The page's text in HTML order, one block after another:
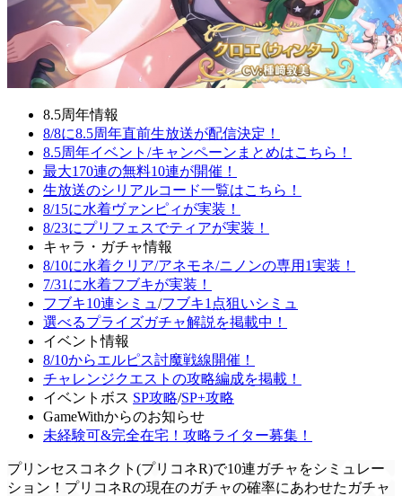
8.5周年情報
8/8に8.5周年直前生放送が配信決定！
8.5周年イベント/キャンペーンまとめはこちら！
最大170連の無料10連が開催！
生放送のシリアルコード一覧はこちら！
8/15に水着ヴァンピィが実装！
8/23にプリフェスでティアが実装！
キャラ・ガチャ情報
8/10に水着クリア/アネモネ/ニノンの専用1実装！
7/31に水着フブキが実装！
フブキ10連シミュ /フブキ1点狙いシミュ
選べるプライズガチャ解説を掲載中！
イベント情報
8/10からエルピス討魔戦線開催！
チャレンジクエストの攻略編成を掲載！
イベントボス SP攻略/SP+攻略
GameWithからのお知らせ
未経験可&完全在宅！攻略ライター募集！
プリンセスコネクト(プリコネR)で10連ガチャをシミュレー
ション！プリコネRの現在のガチャの確率にあわせたガチャ